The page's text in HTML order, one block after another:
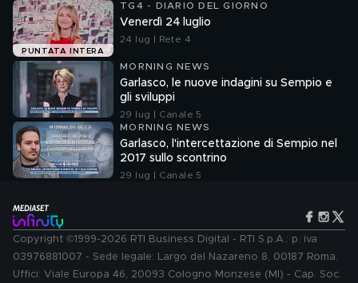
PUNTATA INTERA
TG4 - DIARIO DEL GIORNO
Venerdì 24 luglio
24 lug | Rete 4
MORNING NEWS
Garlasco, le nuove indagini su Sempio e
gli sviluppi
29 lug | Canale 5
MORNING NEWS
Garlasco, l'intercettazione di Sempio nel
2017 sullo scontrino
29 lug | Canale 5
Copyright ©1999-2026 RTI Business Digital - RTI S.p.A.: p. iva
03976881007 - Sede legale: Largo del Nazareno 8, 00187 Roma.
Uffici: Viale Europa 46, 20093 Cologno Monzese (MI) - Cap. Soc.